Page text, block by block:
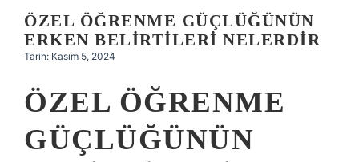
Hakkımızda
ÖZEL ÖĞRENME GÜÇLÜĞÜNÜN
ERKEN BELIRTILERI NELERDIR
Tarih: Kasım 5, 2024
ÖZEL ÖĞRENME
GÜÇLÜĞÜNÜN